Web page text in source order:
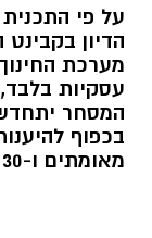
על פי
הדיון
עסקיות
המסחר
מאומתים ו-30 אלף בדיקות ביממה‎